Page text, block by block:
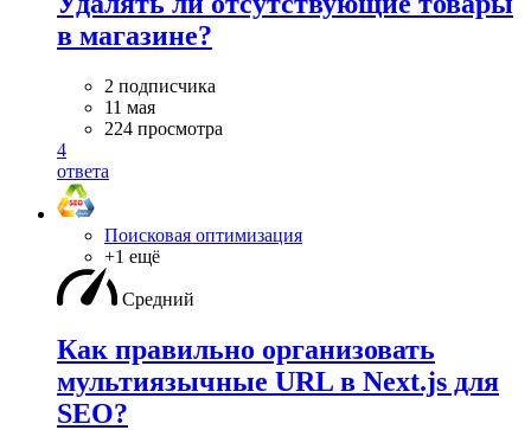
в магазине?
2 подписчика
11 мая
224 просмотра
4
ответа
Поисковая оптимизация
+1 ещё
Средний
Как правильно организовать
мультиязычные URL в Next.js для
SEO?